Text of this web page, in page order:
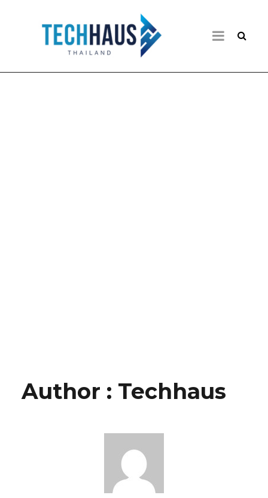
Author : Techhaus